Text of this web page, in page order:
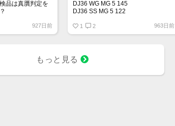
品は真贋判定を
927日前
DJ36 WG MG 5 145
DJ36 SS MG 5 122
DJ41 WG WT 5 164
00LN BK 21 375
SUBD 23 182
1 2 963日前
もっと見る